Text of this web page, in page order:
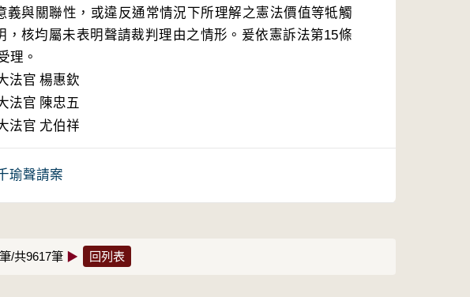
義與關聯性，或違反通常情況下所理解之憲法價值等牴觸
，核均屬未表明聲請裁判理由之情形。爰依憲訴法第15條
理。
法官 楊惠欽
法官 陳忠五
法官 尤伯祥
瑜聲請案
/共9617筆 ▶ 回列表